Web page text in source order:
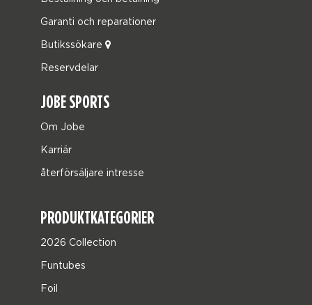
Garanti och reparationer
Butikssökare
Reservdelar
JOBE SPORTS
Om Jobe
Karriär
återförsäljare intresse
PRODUKTKATEGORIER
2026 Collection
Funtubes
Foil